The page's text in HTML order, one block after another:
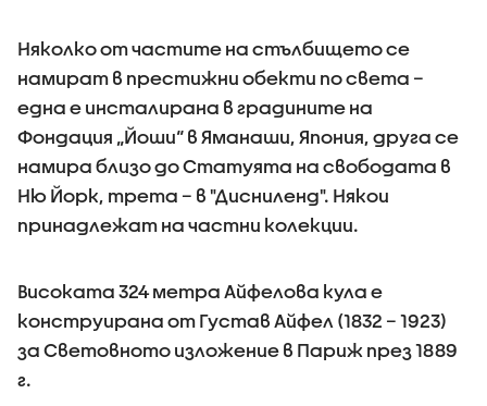
Няколко от частите на стълбището се
намират в престижни обекти по света –
една е инсталирана в градините на
Фондация „Йоши“ в Яманаши, Япония, друга се
намира близо до Статуята на свободата в
Ню Йорк, трета – в "Дисниленд". Някои
принадлежат на частни колекции.
Високата 324 метра Айфелова кула е
конструирана от Густав Айфел (1832 – 1923)
за Световното изложение в Париж през 1889
г.